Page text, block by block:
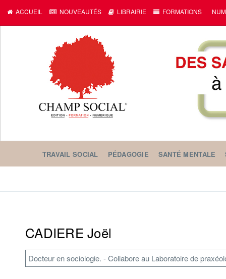
ACCUEIL NOUVEAUTÉS LIBRAIRIE FORMATIONS
TRAVAIL SOCIAL PÉDAGOGIE SANTÉ MENTALE
CADIERE Joël
Docteur en sociologie. - Collabore au Laboratoire de